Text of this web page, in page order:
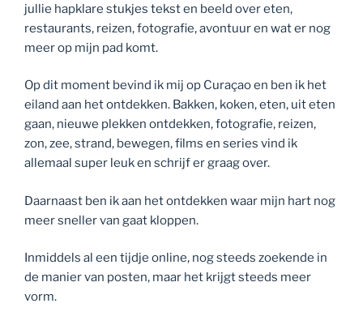
jullie hapklare stukjes tekst en beeld over eten,
restaurants, reizen, fotografie, avontuur en wat er nog
meer op mijn pad komt.
Op dit moment bevind ik mij op Curaçao en ben ik het
eiland aan het ontdekken. Bakken, koken, eten, uit eten
gaan, nieuwe plekken ontdekken, fotografie, reizen,
zon, zee, strand, bewegen, films en series vind ik
allemaal super leuk en schrijf er graag over.
Daarnaast ben ik aan het ontdekken waar mijn hart nog
meer sneller van gaat kloppen.
Inmiddels al een tijdje online, nog steeds zoekende in
de manier van posten, maar het krijgt steeds meer
vorm.